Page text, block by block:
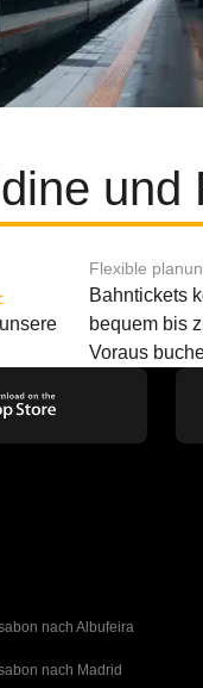
und
Flexible
Bahntickets
bequem bis
Voraus
nach Albufeira
nach Madrid